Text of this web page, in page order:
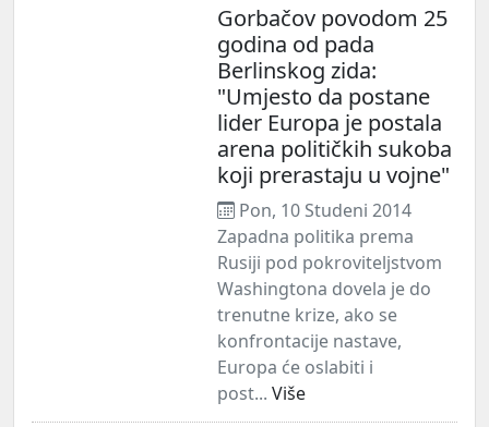
Gorbačov povodom 25
godina od pada
Berlinskog zida:
"Umjesto da postane
lider Europa je postala
arena političkih sukoba
koji prerastaju u vojne"
Pon, 10 Studeni 2014
Zapadna politika prema
Rusiji pod pokroviteljstvom
Washingtona dovela je do
trenutne krize, ako se
konfrontacije nastave,
Europa će oslabiti i
post... Više